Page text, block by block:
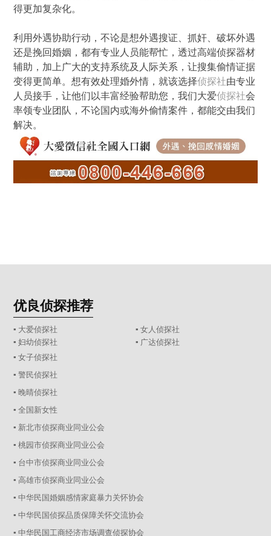
得更加复杂化。
利用外遇协助行动，不论是想外遇搜证、抓奸、破坏外遇
还是挽回婚姻，都有专业人员能帮忙，透过高端侦探器材
辅助，加上广大的支持系统及人际关系，让搜集偷情证据
变得更简单。想有效处理婚外情，就该选择侦探社由专业
人员接手，让他们以丰富经验帮助您，我们大爱侦探社会
率领专业团队，不论国内或海外偷情案件，都能交由我们
解决。
优良侦探推荐
▪ 大爱侦探社
▪ 女人侦探社
▪ 妇幼侦探社
▪ 广达侦探社
▪ 女子侦探社
▪ 警民侦探社
▪ 晚晴侦探社
▪ 全国新女性
▪ 新北市侦探商业同业公会
▪ 桃园市侦探商业同业公会
▪ 台中市侦探商业同业公会
▪ 高雄市侦探商业同业公会
▪ 中华民国婚姻感情家庭暴力关怀协会
▪ 中华民国侦探品质保障关怀交流协会
▪ 中华民国工商经济市场调查侦探协会